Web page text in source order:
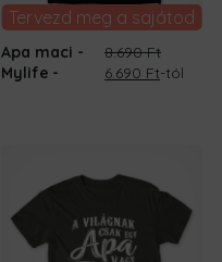
Tervezd meg a sajátod
Apa maci -
Mylife
8.690Ft
Original
6.690 FtCurrent
-tól